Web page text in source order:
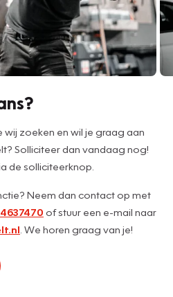
zoeken en wil je graag aan
Solliciteer dan vandaag nog!
de solliciteerknop.
Neem dan contact op met
of stuur een e-mail naar
. We horen graag van je!